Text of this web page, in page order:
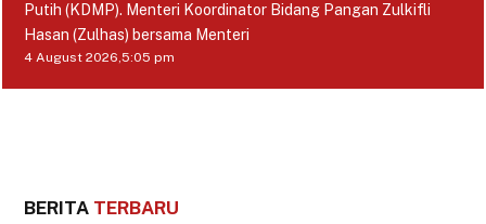
Putih (KDMP). Menteri Koordinator Bidang Pangan Zulkifli
Hasan (Zulhas) bersama Menteri
4 August 2026,5:05 pm
BERITA TERBARU